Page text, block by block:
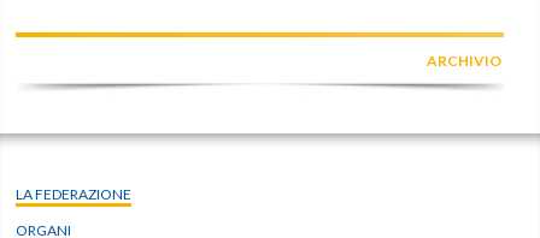
ARCHIVIO
LA FEDERAZIONE
ORGANI